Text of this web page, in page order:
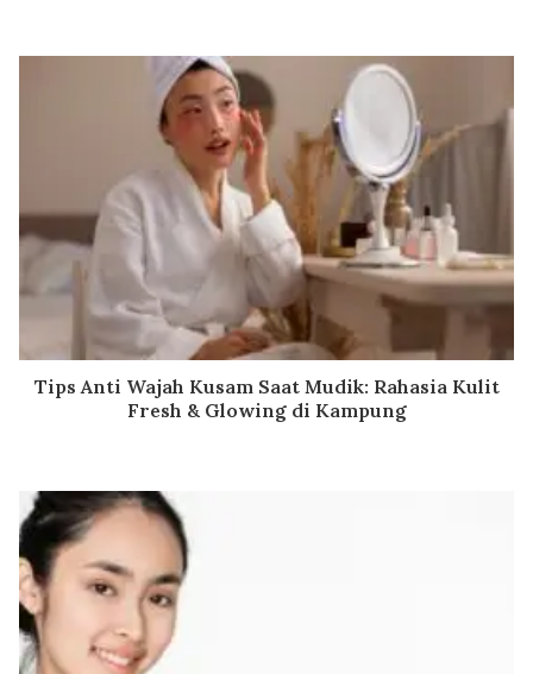
Tips Anti Wajah Kusam Saat Mudik: Rahasia Kulit
Fresh & Glowing di Kampung